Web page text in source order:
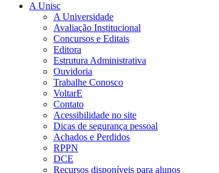
A Unisc
A Universidade
Avaliação Institucional
Concursos e Editais
Editora
Estrutura Administrativa
Ouvidoria
Trabalhe Conosco
VoltarE
Contato
Acessibilidade no site
Dicas de segurança pessoal
Achados e Perdidos
RPPN
DCE
Recursos disponíveis para alunos